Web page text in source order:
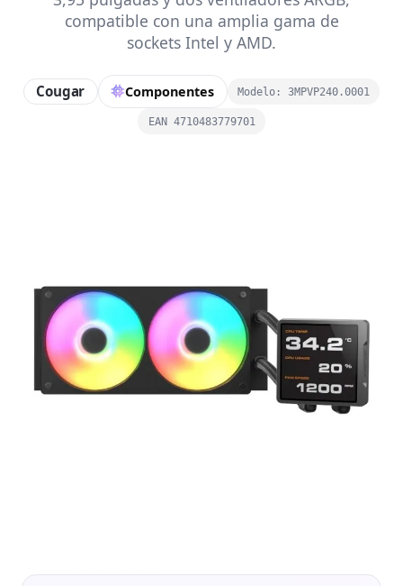
compatible con una amplia gama de
sockets Intel y AMD.
Cougar Componentes Modelo: 3MPVP240.0001
EAN 4710483779701